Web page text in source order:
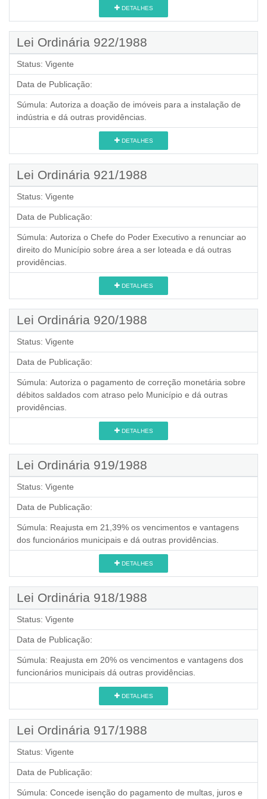
DETALHES
Lei Ordinária 922/1988
Status: Vigente
Data de Publicação:
Súmula: Autoriza a doação de imóveis para a instalação de
indústria e dá outras providências.
DETALHES
Lei Ordinária 921/1988
Status: Vigente
Data de Publicação:
Súmula: Autoriza o Chefe do Poder Executivo a renunciar ao
direito do Município sobre área a ser loteada e dá outras
providências.
DETALHES
Lei Ordinária 920/1988
Status: Vigente
Data de Publicação:
Súmula: Autoriza o pagamento de correção monetária sobre
débitos saldados com atraso pelo Município e dá outras
providências.
DETALHES
Lei Ordinária 919/1988
Status: Vigente
Data de Publicação:
Súmula: Reajusta em 21,39% os vencimentos e vantagens
dos funcionários municipais e dá outras providências.
DETALHES
Lei Ordinária 918/1988
Status: Vigente
Data de Publicação:
Súmula: Reajusta em 20% os vencimentos e vantagens dos
funcionários municipais dá outras providências.
DETALHES
Lei Ordinária 917/1988
Status: Vigente
Data de Publicação:
Súmula: Concede isenção do pagamento de multas, juros e